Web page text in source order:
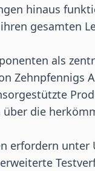
hinaus
gesamten
als
die
erfordern unter